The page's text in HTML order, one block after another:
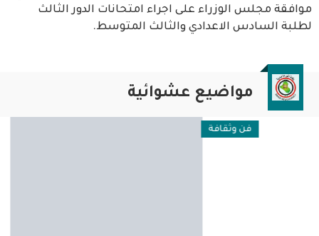
موافقة مجلس الوزراء على اجراء امتحانات الدور الثالث
لطلبة السادس الاعدادي والثالث المتوسط.
مواضيع عشوائية